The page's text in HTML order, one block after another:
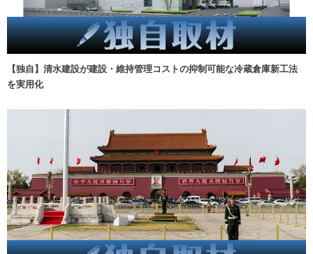
【独自】清水建設が建設・維持管理コストの抑制可能な冷蔵倉庫新工法
を実用化